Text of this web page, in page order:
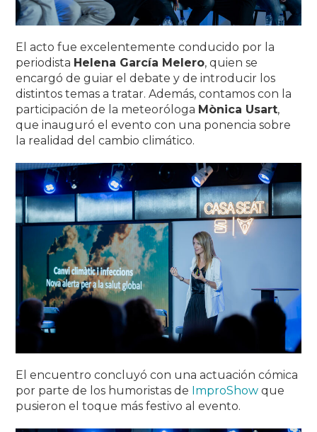
El acto fue excelentemente conducido por la
periodista Helena García Melero, quien se
encargó de guiar el debate y de introducir los
distintos temas a tratar. Además, contamos con la
participación de la meteoróloga Mònica Usart,
que inauguró el evento con una ponencia sobre
la realidad del cambio climático.
El encuentro concluyó con una actuación cómica
por parte de los humoristas de ImproShow que
pusieron el toque más festivo al evento.